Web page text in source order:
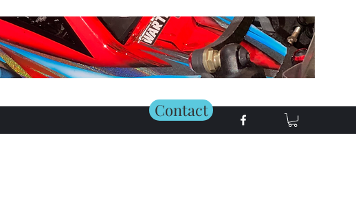
Contact